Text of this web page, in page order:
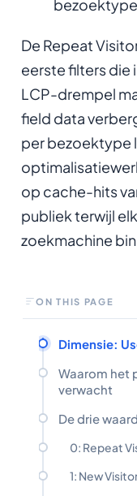
De Repeat
eerste filters die
LCP-drempel
field data
per bezoektype
op cache-hits
publiek terwijl
zoekmachine
ON THIS PAGE
Dimensie:
Waarom het
verwacht
De drie
0: Repeat
1: New